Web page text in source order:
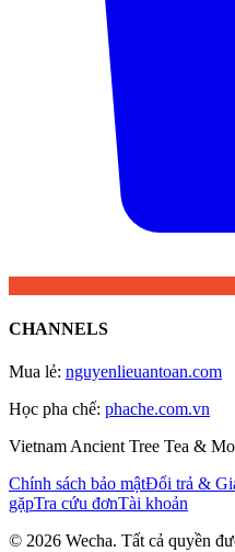
CHANNELS
Mua lẻ: nguyenlieuantoan.com
Học pha chế: phache.com.vn
Vietnam Ancient Tree Tea &
Chính sách bảo mậtĐổi trả &
gặpTra cứu đơnTài khoản
© 2026 Wecha. Tất cả quyền